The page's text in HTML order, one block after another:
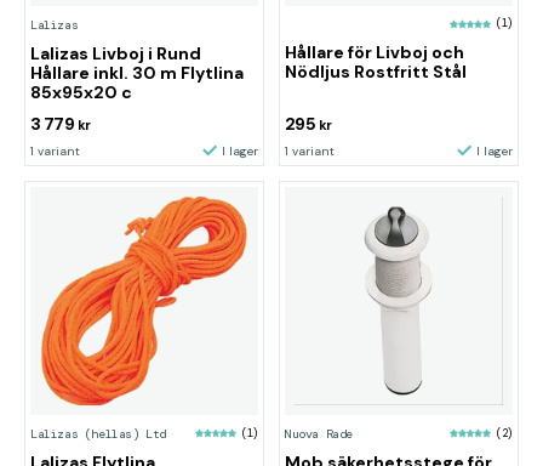
Lalizas
Lalizas Livboj i Rund
Hållare inkl. 30 m Flytlina
85x95x20 c
3 779 kr
1 variant I lager
(1)
Hållare för Livboj och
Nödljus Rostfritt Stål
295 kr
1 variant I lager
Lalizas (hellas) Ltd (1) Nuova Rade (2)